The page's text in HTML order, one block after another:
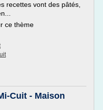
recettes vont des pâtés,
ce thème
Cuit - Maison